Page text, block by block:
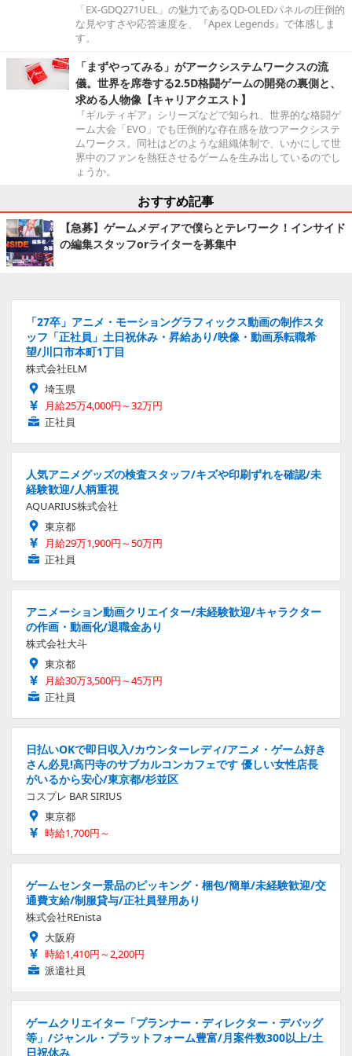
「EX-GDQ271UEL」の魅力であるQD-OLEDパネルの圧倒的
な見やすさや応答速度を、『Apex Legends』で体感しま
す。
「まずやってみる」がアークシステムワークスの流
儀。世界を席巻する2.5D格闘ゲームの開発の裏側と、
求める人物像【キャリアクエスト】
『ギルティギア』シリーズなどで知られ、世界的な格闘ゲ
ーム大会「EVO」でも圧倒的な存在感を放つアークシステ
ムワークス。同社はどのような組織体制で、いかにして世
界中のファンを熱狂させるゲームを生み出しているのでし
ょうか。
おすすめ記事
【急募】ゲームメディアで僕らとテレワーク！インサイド
の編集スタッフorライターを募集中
「27卒」アニメ・モーショングラフィックス動画の制作スタ
ッフ「正社員」土日祝休み・昇給あり/映像・動画系転職希
望/川口市本町1丁目
株式会社ELM
埼玉県
月給25万4,000円～32万円
正社員
人気アニメグッズの検査スタッフ/キズや印刷ずれを確認/未
経験歓迎/人柄重視
AQUARIUS株式会社
東京都
月給29万1,900円～50万円
正社員
アニメーション動画クリエイター/未経験歓迎/キャラクター
の作画・動画化/退職金あり
株式会社大斗
東京都
月給30万3,500円～45万円
正社員
日払いOKで即日収入/カウンターレディ/アニメ・ゲーム好き
さん必見!高円寺のサブカルコンカフェです 優しい女性店長
がいるから安心/東京都/杉並区
コスプレ BAR SIRIUS
東京都
時給1,700円～
ゲームセンター景品のピッキング・梱包/簡単/未経験歓迎/交
通費支給/制服貸与/正社員登用あり
株式会社REnista
大阪府
時給1,410円～2,200円
派遣社員
ゲームクリエイター「プランナー・ディレクター・デバッグ
等」/ジャンル・プラットフォーム豊富/月案件数300以上/土
日祝休み